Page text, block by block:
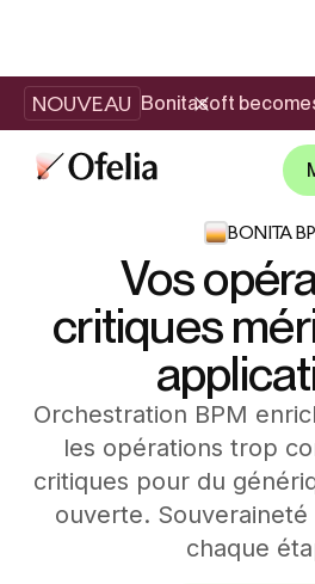
NOUVEAU Bonitasoft
BONITA
Vos
critiques
Orchestration BPM
les opérations trop
critiques pour du
ouverte.
chaque